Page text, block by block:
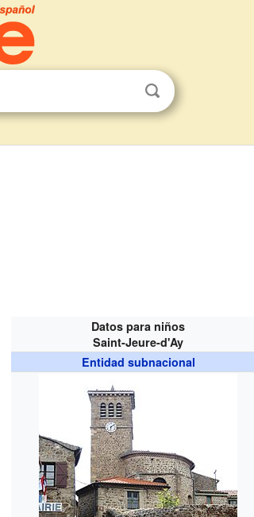
Datos para niños
Saint-Jeure-d'Ay
Entidad subnacional